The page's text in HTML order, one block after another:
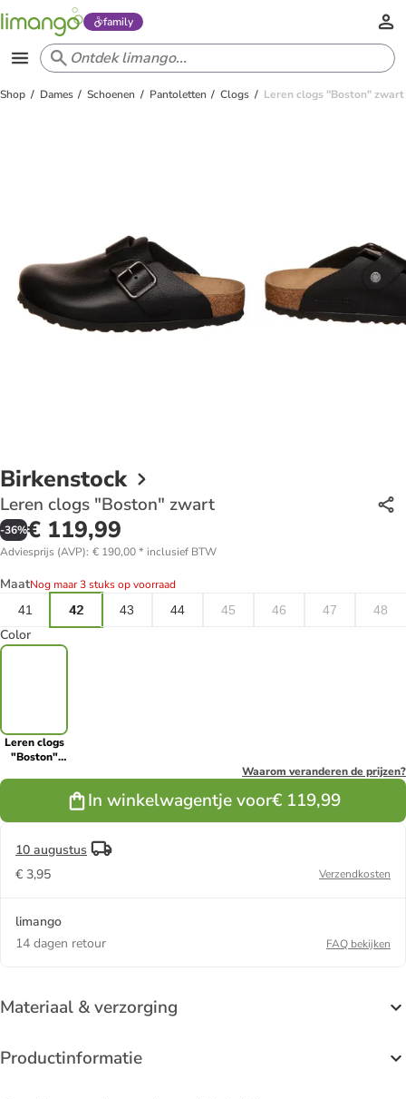
family
Shop Dames Schoenen Pantoletten Clogs Leren clogs "Boston" zwart
Birkenstock
Leren clogs "Boston" zwart
-36%€ 119,99
Adviesprijs (AVP): € 190,00* inclusief BTW
MaatNog maar 3 stuks op voorraad
41
42 43 44 45 46 47 48
Color
Leren clogs
"Boston"
Waarom veranderen de prijzen?
In winkelwagentje voor€ 119,99
10 augustus
€ 3,95
Verzendkosten
limango
14 dagen retour
FAQ bekijken
Materiaal & verzorging
Productinformatie